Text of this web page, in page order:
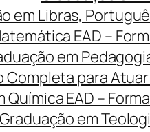
em Libras,
EAD –
em
para
Química EAD –
Graduação em